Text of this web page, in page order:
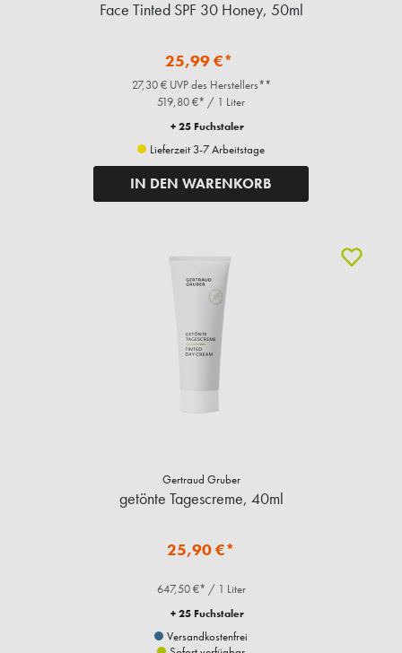
Face Tinted SPF 30 Honey, 50ml
25,99 €*
27,30 € UVP des Herstellers**
519,80 €* / 1 Liter
+ 25 Fuchstaler
Lieferzeit 3-7 Arbeitstage
IN DEN WARENKORB
Gertraud Gruber
getönte Tagescreme, 40ml
25,90 €*
647,50 €* / 1 Liter
+ 25 Fuchstaler
Versandkostenfrei